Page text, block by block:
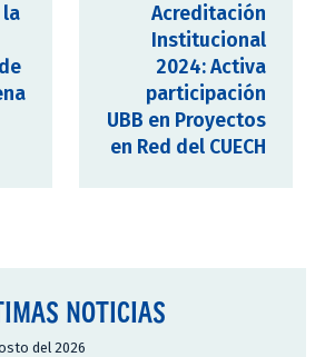
la
Acreditación
Institucional
2024: Activa
participación
UBB en Proyectos
en Red del CUECH
NOTICIAS
del 2026